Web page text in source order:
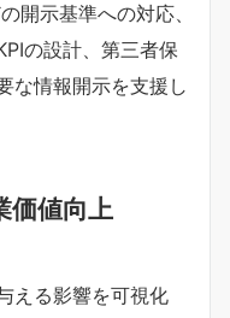
開示基準への対応、
の設計、第三者保
な情報開示を支援し
価値向上
える影響を可視化